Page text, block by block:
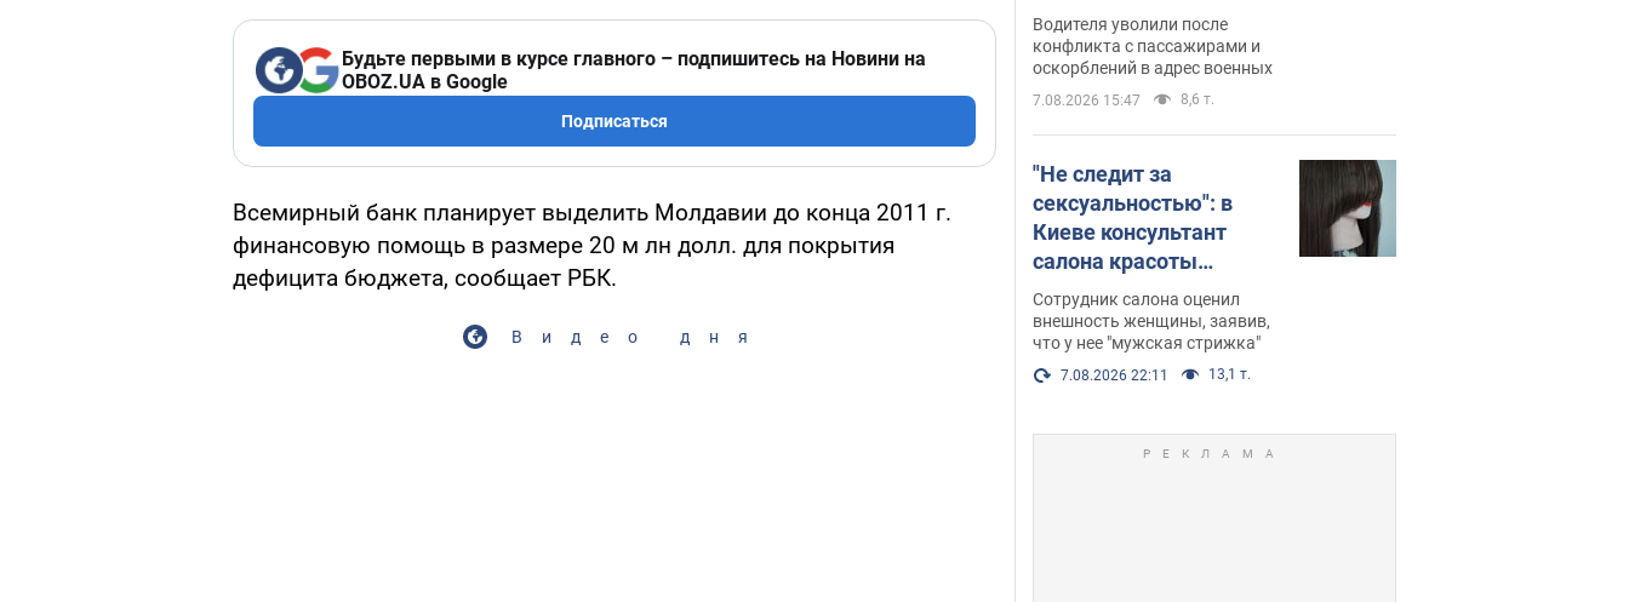
Будьте первыми в курсе главного – подпишитесь на Новини на
OBOZ.UA в Google
Подписаться
Всемирный банк планирует выделить Молдавии до конца 2011 г.
финансовую помощь в размере 20 м лн долл. для покрытия
дефицита бюджета, сообщает РБК.
Видео дня
украинским военным и
поплатился за это.
Видео
Водителя уволили после
конфликта с пассажирами и
оскорблений в адрес военных
7.08.2026 15:47 8,6 т.
"Не следит за
сексуальностью": в
Киеве консультант
салона красоты
оскорбил женщину
после химиотерапии,
разгорелся скандал.
Фото
Сотрудник салона оценил
внешность женщины, заявив,
что у нее "мужская стрижка"
7.08.2026 22:11 13,1 т.